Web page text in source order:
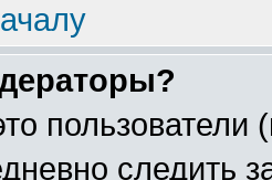
пользователи
следить